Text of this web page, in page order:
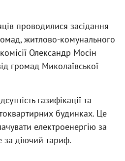
проводилися засідання
житлово-комунального
Олександр Мосін
громад Миколаївської
газифікації та
будинках. Це
електроенергію за
за діючий тариф.